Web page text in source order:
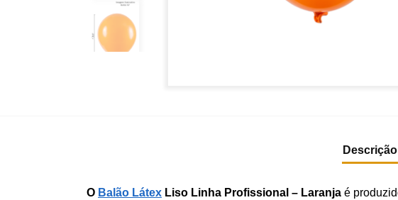
Descrição
O Balão Látex Liso Linha Profissional – Laranjaé